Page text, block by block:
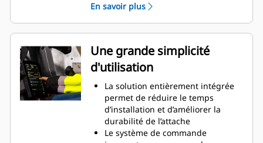
besoins
Possibilité de convertir une
attache S standard en attache S
hydraulique avec connexion
automatique
Réalisez une grande variété de
tâches, telles que le creusement,
le nivellement, le compactage,
etc., avec des mouvements plus
précis, sans avoir à repositionner
la machine
Utilisez le module de grappin sans
En savoir plus
Une grande simplicité
d'utilisation
La solution entièrement intégrée
permet de réduire le temps
d’installation et d’améliorer la
durabilité de l’attache
Le système de commande